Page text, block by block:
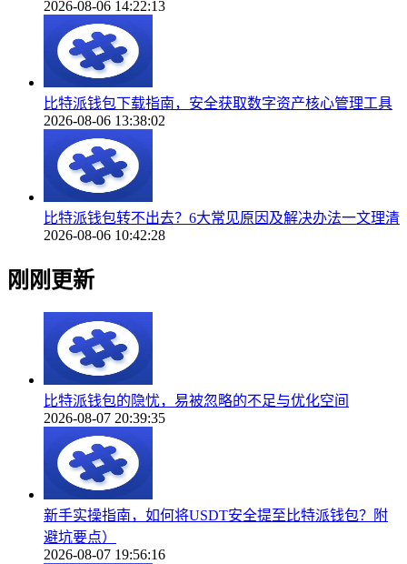
2026-08-06 14:22:13
比特派钱包下载指南，安全获取数字资产核心管理工具
2026-08-06 13:38:02
比特派钱包转不出去？6大常见原因及解决办法一文理清
2026-08-06 10:42:28
刚刚更新
比特派钱包的隐忧，易被忽略的不足与优化空间
2026-08-07 20:39:35
新手实操指南，如何将USDT安全提至比特派钱包？附
避坑要点）
2026-08-07 19:56:16